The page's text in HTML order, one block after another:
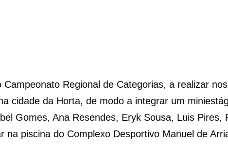
Regional de Categorias, a realizar
cidade da Horta, de modo a integrar um
Gomes, Ana Resendes, Eryk Sousa, Luis Pires,
piscina do Complexo Desportivo Manuel de